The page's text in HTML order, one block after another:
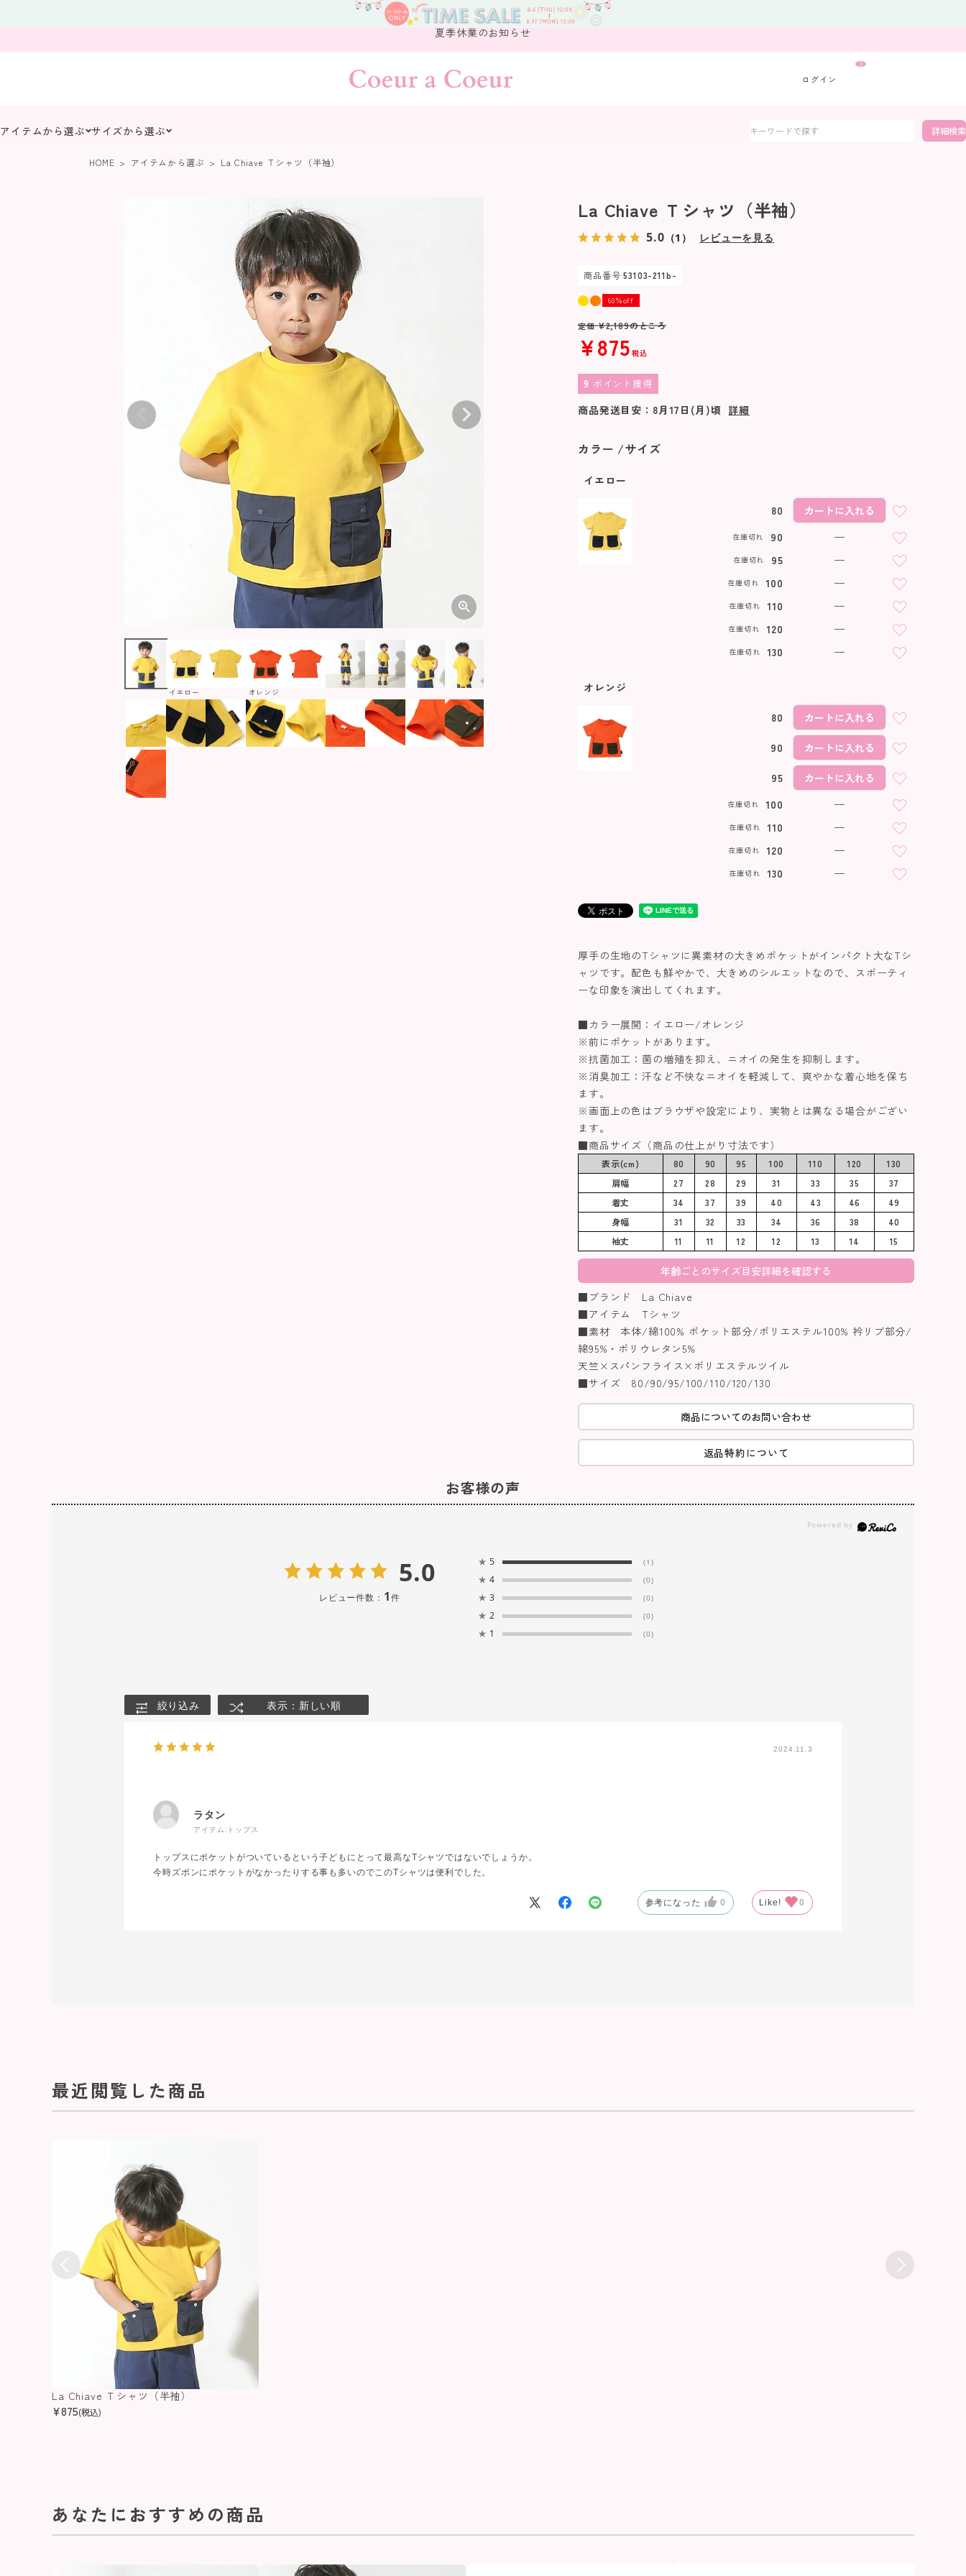
夏季休業のお知らせ
0
アイテムから選ぶ サイズから選ぶ 詳細検索
HOME アイテムから選ぶ La Chiave Ｔシャツ（半袖）
イエロー オレンジ
La Chiave Ｔシャツ（半袖）
5.0 （1） レビューを見る
商品番号 53103-211b-
60％off
定価 ¥2,189のところ
¥875 税込
9 ポイント獲得
商品発送目安： 8月17日(月)頃 詳細
カラー サイズ
イエロー
80
カートに入れる
90
在庫切れ
—
95
在庫切れ
—
100
在庫切れ
—
110
在庫切れ
—
120
在庫切れ
—
130
在庫切れ —
オレンジ
80 カートに入れる
90 カートに入れる
95
カートに入れる
100
在庫切れ
—
110
在庫切れ
—
120
在庫切れ
—
130
在庫切れ —
厚手の生地のTシャツに異素材の大きめポケットがインパクト大なTシ
ャツです。配色も鮮やかで、大きめのシルエットなので、スポーティ
ーな印象を演出してくれます。
■カラー展開：イエロー/オレンジ
※前にポケットがあります。
※抗菌加工：菌の増殖を抑え、ニオイの発生を抑制します。
※消臭加工：汗など不快なニオイを軽減して、爽やかな着心地を保ち
ます。
※画面上の色はブラウザや設定により、実物とは異なる場合がござい
ます。
■商品サイズ（商品の仕上がり寸法です）
表示(cm) 80 90 95 100 110 120
130
肩幅
27 28 29 31 33 35
37
着丈
34 37 39 40 43 46
49
身幅
31 32 33 34 36 38
40
袖丈
11 11 12 12 13 14 15
年齢ごとのサイズ目安詳細を確認する
■ブランド La Chiave
■アイテム Tシャツ
■素材 本体/綿100% ポケット部分/ポリエステル100% 衿リブ部分/
綿95%・ポリウレタン5%
天竺×スパンフライス×ポリエステルツイル
■サイズ 80/90/95/100/110/120/130
商品についてのお問い合わせ
返品特約について
お客様の声
5.0
レビュー件数： 1件
★ 5 (1)
★ 4 (0)
★ 3 (0)
★ 2 (0)
★ 1 (0)
絞り込み 表示：新しい順
2024.11.3
ラタン
アイテム: トップス
トップスにポケットがついているという子どもにとって最高なTシャツではないでしょうか。
今時ズボンにポケットがなかったりする事も多いのでこのTシャツは便利でした。
参考になった 0 Like! 0
最近閲覧した商品
La Chiave Ｔシャツ（半袖）
¥875(税込)
あなたにおすすめの商品